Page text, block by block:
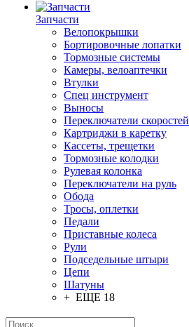
Запчасти
Велопокрышки
Бортировочные лопатки
Тормозные системы
Камеры, велоаптечки
Втулки
Спец инструмент
Выносы
Переключатели скоростей
Картриджи в каретку
Кассеты, трещетки
Тормозные колодки
Рулевая колонка
Переключатели на руль
Обода
Тросы, оплетки
Педали
Приставные колеса
Рули
Подседельные штыри
Цепи
Шатуны
+ ЕЩЕ 18